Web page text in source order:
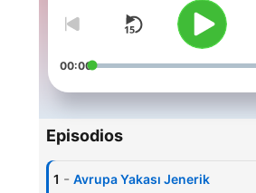
00:00
Episodios
1 - Avrupa Yakası Jenerik